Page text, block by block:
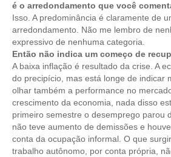
FIQUE POR DENTRO
OPORTUNIDADES
APRESENTAÇÃO
EMPREGO E ESTÁGIO
CARREIRA
AUTÔNOMOS E SERVIÇOS
é o arredondamento que você
Isso. A predominância é claramente de
arredondamento. Não me lembro de
expressivo de nenhuma categoria.
Então não indica um começo de
A baixa inflação é resultado da crise. A
do precipício, mas está longe de indicar
olhar também a performance no
crescimento da economia, nada disso
primeiro semestre o desemprego parou
não teve aumento de demissões e
conta da ocupação informal. O que
trabalho autônomo, por conta própria,